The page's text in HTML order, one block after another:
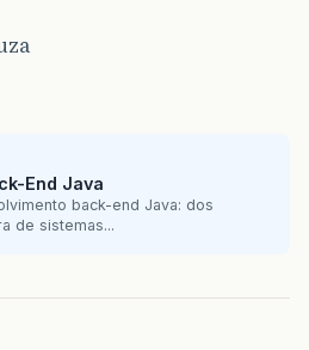
End Java
back-end Java: dos
de sistemas...